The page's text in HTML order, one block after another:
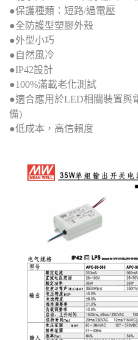
●保護種類：短路/過電壓
●全防護型塑膠外殼
●外型小巧
●自然風冷
●IP42設計
●100%滿載老化測試
●適合應用於LED相關裝置與
備)
●低成本，高信賴度